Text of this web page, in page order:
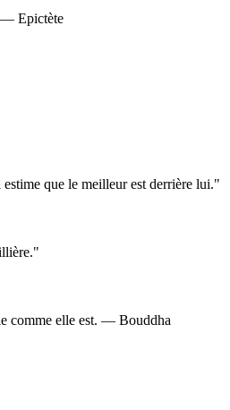
— Epictète
que le meilleur est derrière lui."
comme elle est. — Bouddha